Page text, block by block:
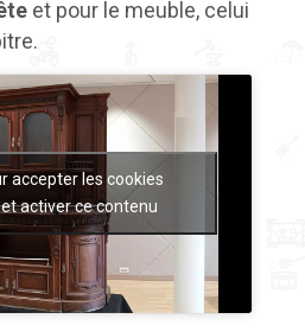
et pour le meuble, celui
accepter les cookies
activer ce contenu